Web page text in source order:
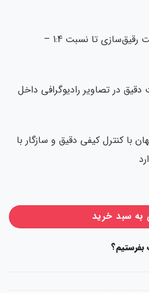
فرمولاسیون غلیظ با قابلیت رقیق‌سازی تا نسبت 1:4 –
در تصاویر رادیوگرافی داخل
با کنترل کیفی دقیق و سازگار با
به سبد خرید
بفرستیم؟